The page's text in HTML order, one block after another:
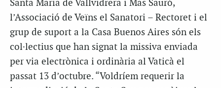
Santa Maria de Vallvidrera i Mas Sauró,
l’Associació de Veïns el Sanatori – Rectoret i el
grup de suport a la Casa Buenos Aires són els
col·lectius que han signat la missiva enviada
per via electrònica i ordinària al Vaticà el
passat 13 d’octubre. “Voldríem requerir la